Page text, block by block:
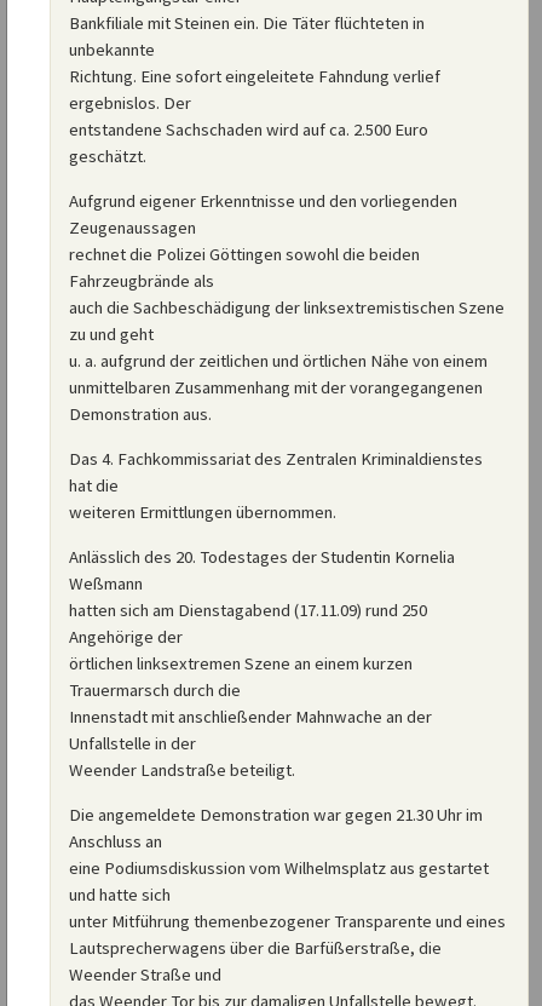
Bankfiliale mit Steinen ein. Die Täter flüchteten in
unbekannte
Richtung. Eine sofort eingeleitete Fahndung verlief
ergebnislos. Der
entstandene Sachschaden wird auf ca. 2.500 Euro
geschätzt.
Aufgrund eigener Erkenntnisse und den vorliegenden
Zeugenaussagen
rechnet die Polizei Göttingen sowohl die beiden
Fahrzeugbrände als
auch die Sachbeschädigung der linksextremistischen Szene
zu und geht
u. a. aufgrund der zeitlichen und örtlichen Nähe von einem
unmittelbaren Zusammenhang mit der vorangegangenen
Demonstration aus.
Das 4. Fachkommissariat des Zentralen Kriminaldienstes
hat die
weiteren Ermittlungen übernommen.
Anlässlich des 20. Todestages der Studentin Kornelia
Weßmann
hatten sich am Dienstagabend (17.11.09) rund 250
Angehörige der
örtlichen linksextremen Szene an einem kurzen
Trauermarsch durch die
Innenstadt mit anschließender Mahnwache an der
Unfallstelle in der
Weender Landstraße beteiligt.
Die angemeldete Demonstration war gegen 21.30 Uhr im
Anschluss an
eine Podiumsdiskussion vom Wilhelmsplatz aus gestartet
und hatte sich
unter Mitführung themenbezogener Transparente und eines
Lautsprecherwagens über die Barfüßerstraße, die
Weender Straße und
das Weender Tor bis zur damaligen Unfallstelle bewegt.